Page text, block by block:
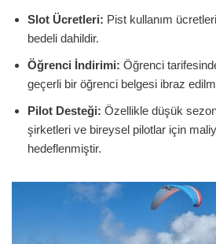
Slot Ücretleri: Pist kullanım
bedeli dahildir.
Öğrenci İndirimi: Öğrenci
geçerli bir öğrenci belgesi ibraz
Pilot Desteği: Özellikle düşük
şirketleri ve bireysel pilotlar için
hedeflenmiştir.